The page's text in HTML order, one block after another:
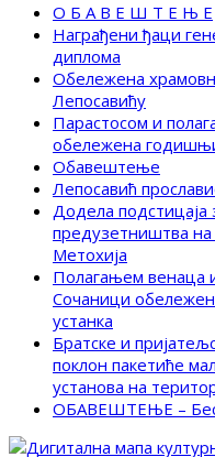
О Б А В Е Ш Т Е Њ Е
Награђени ђаци
диплома
Обележена
Лепосавићу
Парастосом и
обележена
Обавештење
Лепосавић
Додела подстицаја
предузетништва
Метохија
Полагањем венаца
Сочаници
устанка
Братске и
поклон пакетиће
установа на
ОБАВЕШТЕЊЕ –